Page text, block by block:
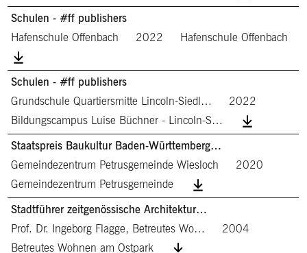
Schulen - #ff publishers
Hafenschule Offenbach
2022 Hafenschule Offenbach
Schulen - #ff publishers
Grundschule Quartiersmitte Lincoln-Siedl…
2022
Bildungscampus Luise Büchner - Lincoln-S…
Staatspreis Baukultur Baden-Württemberg…
Gemeindezentrum Petrusgemeinde Wiesloch
2020
Gemeindezentrum Petrusgemeinde
Stadtführer zeitgenössische Architektur…
Prof. Dr. Ingeborg Flagge, Betreutes Wo…
2004
Betreutes Wohnen am Ostpark